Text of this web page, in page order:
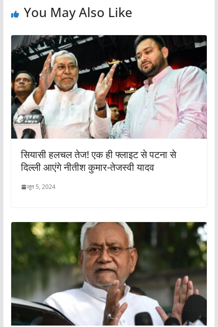
You May Also Like
सियासी हलचल तेज! एक ही फ्लाइट से पटना से
दिल्ली आएंगे नीतीश कुमार-तेजस्वी यादव
जून 5, 2024